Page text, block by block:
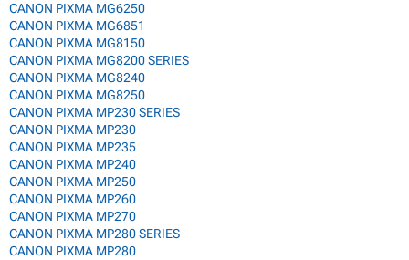
CANON PIXMA MG6250
CANON PIXMA MG6851
CANON PIXMA MG8150
CANON PIXMA MG8200 SERIES
CANON PIXMA MG8240
CANON PIXMA MG8250
CANON PIXMA MP230 SERIES
CANON PIXMA MP230
CANON PIXMA MP235
CANON PIXMA MP240
CANON PIXMA MP250
CANON PIXMA MP260
CANON PIXMA MP270
CANON PIXMA MP280 SERIES
CANON PIXMA MP280